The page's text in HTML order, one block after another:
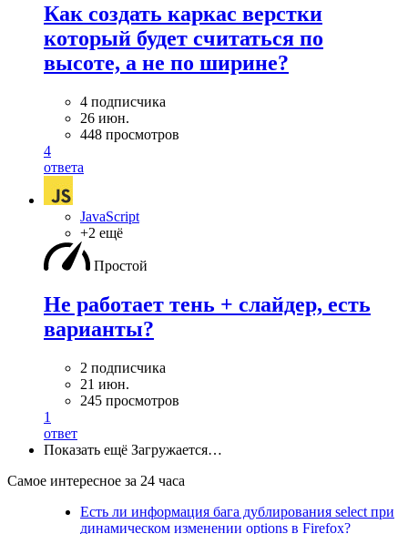
Как создать каркас верстки
который будет считаться по
высоте, а не по ширине?
4 подписчика
26 июн.
448 просмотров
4
ответа
JavaScript
+2 ещё
Простой
Не работает тень + слайдер, есть
варианты?
2 подписчика
21 июн.
245 просмотров
1
ответ
Показать ещё Загружается…
Самое интересное за 24 часа
Есть ли информация бага дублирования select при
динамическом изменении options в Firefox?